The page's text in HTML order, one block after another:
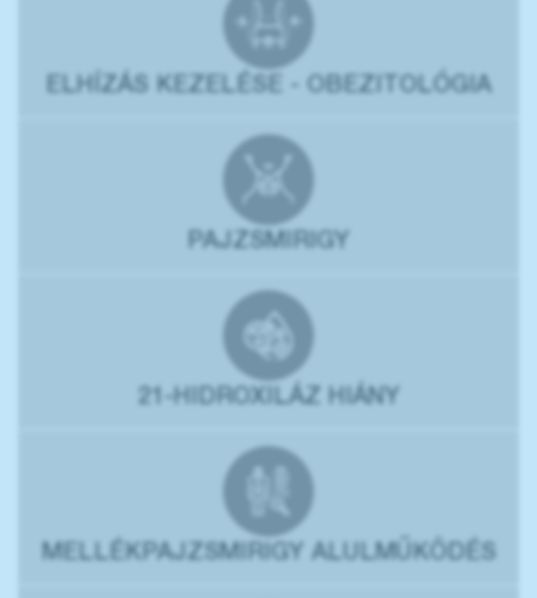
ELHÍZÁS KEZELÉSE - OBEZITOLÓGIA
PAJZSMIRIGY
21-HIDROXILÁZ HIÁNY
MELLÉKPAJZSMIRIGY ALULMŰKÖDÉS